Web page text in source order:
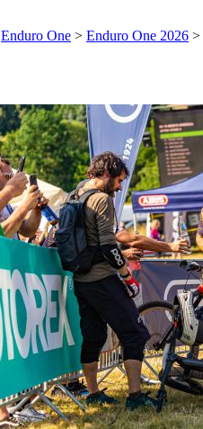
Enduro One > Enduro One 2026 >